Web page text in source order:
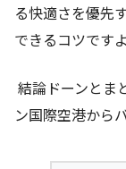
る快適さを優先
できるコツですよ
結論ドーンとま
ン国際空港から